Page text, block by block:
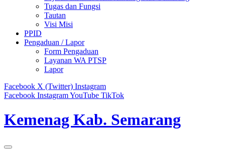
Tugas dan Fungsi
Tautan
Visi Misi
PPID
Pengaduan / Lapor
Form Pengaduan
Layanan WA PTSP
Lapor
Facebook X (Twitter) Instagram
Facebook InstagramYouTube TikTok
Kemenag Kab. Semarang